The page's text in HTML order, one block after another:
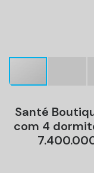
Santé
com 4